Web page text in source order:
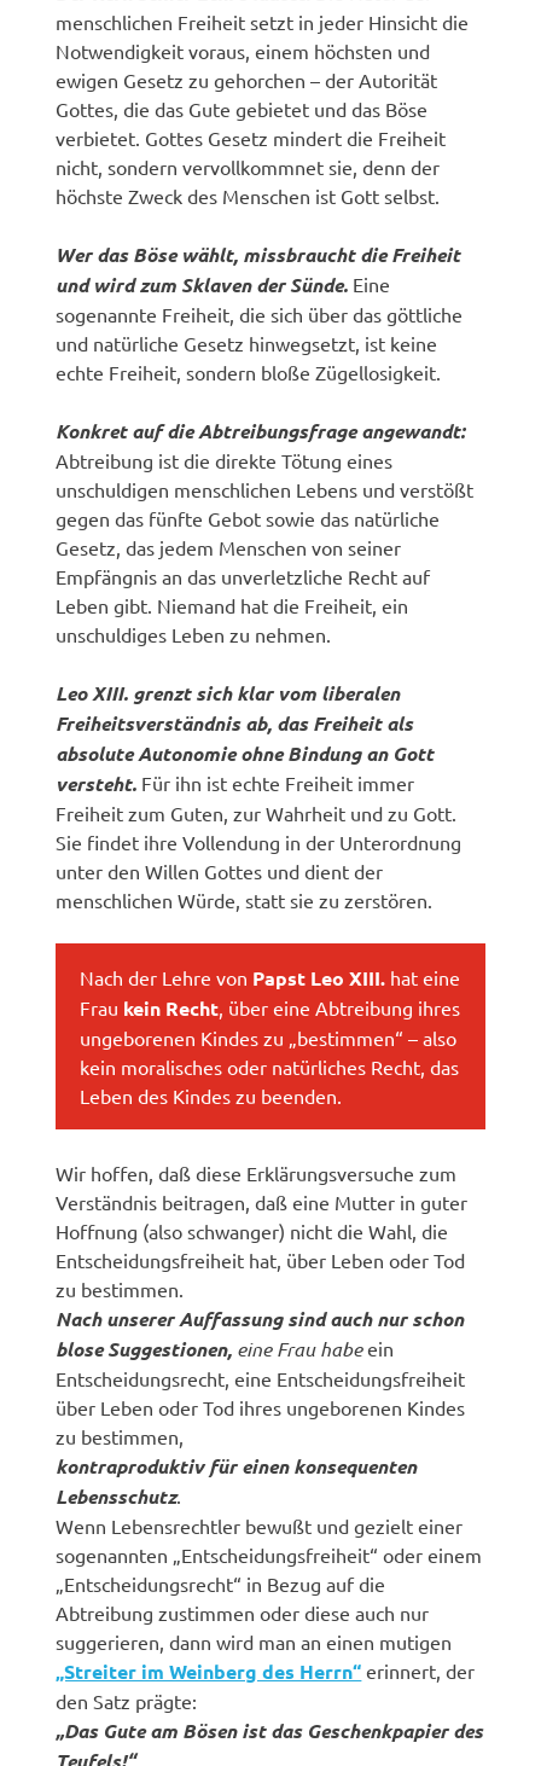
menschlichen Freiheit setzt in jeder Hinsicht die
Notwendigkeit voraus, einem höchsten und
ewigen Gesetz zu gehorchen – der Autorität
Gottes, die das Gute gebietet und das Böse
verbietet. Gottes Gesetz mindert die Freiheit
nicht, sondern vervollkommnet sie, denn der
höchste Zweck des Menschen ist Gott selbst.
Wer das Böse wählt, missbraucht die Freiheit
und wird zum Sklaven der Sünde. Eine
sogenannte Freiheit, die sich über das göttliche
und natürliche Gesetz hinwegsetzt, ist keine
echte Freiheit, sondern bloße Zügellosigkeit.
Konkret auf die Abtreibungsfrage angewandt:
Abtreibung ist die direkte Tötung eines
unschuldigen menschlichen Lebens und verstößt
gegen das fünfte Gebot sowie das natürliche
Gesetz, das jedem Menschen von seiner
Empfängnis an das unverletzliche Recht auf
Leben gibt. Niemand hat die Freiheit, ein
unschuldiges Leben zu nehmen.
Leo XIII. grenzt sich klar vom liberalen
Freiheitsverständnis ab, das Freiheit als
absolute Autonomie ohne Bindung an Gott
versteht. Für ihn ist echte Freiheit immer
Freiheit zum Guten, zur Wahrheit und zu Gott.
Sie findet ihre Vollendung in der Unterordnung
unter den Willen Gottes und dient der
menschlichen Würde, statt sie zu zerstören.
Nach der Lehre von Papst Leo XIII. hat eine
Frau kein Recht , über eine Abtreibung ihres
ungeborenen Kindes zu „bestimmen“ – also
kein moralisches oder natürliches Recht, das
Leben des Kindes zu beenden.
Wir hoffen, daß diese Erklärungsversuche zum
Verständnis beitragen, daß eine Mutter in guter
Hoffnung (also schwanger) nicht die Wahl, die
Entscheidungsfreiheit hat, über Leben oder Tod
zu bestimmen.
Nach unserer Auffassung sind auch nur schon
blose Suggestionen, eine Frau habeein
Entscheidungsrecht, eine Entscheidungsfreiheit
über Leben oder Tod ihres ungeborenen Kindes
zu bestimmen,
kontraproduktiv für einen konsequenten
Lebensschutz.
Wenn Lebensrechtler bewußt und gezielt einer
sogenannten „Entscheidungsfreiheit“ oder einem
„Entscheidungsrecht“ in Bezug auf die
Abtreibung zustimmen oder diese auch nur
suggerieren, dann wird man an einen mutigen
„Streiter im Weinberg des Herrn“ erinnert, der
den Satz prägte:
„Das Gute am Bösen ist das Geschenkpapier des
Teufels!“